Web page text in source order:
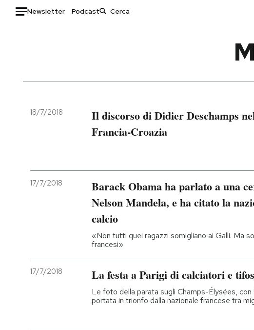
Newsletter Podcast
Italia
Politica
Economia
Moda
Ok Boomer!
Mondiali calcio 2026
NEWSLETTER
I MIEI PREFERITI
18/7/2018
Il discorso di Didier Deschamps
Francia-Croazia
17/7/2018
Barack Obama ha parlato a una
Nelson Mandela, e ha citato la
calcio
«Non tutti quei ragazzi somigliano ai Galli. Ma
francesi»
17/7/2018 La festa a Parigi di calciatori e
Le foto della parata sugli Champs-Élysées,
portata in trionfo dalla nazionale francese tra